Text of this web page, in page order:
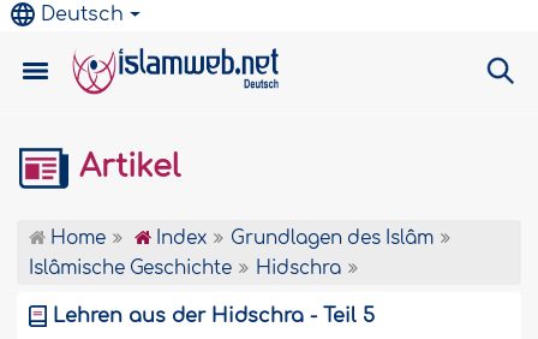
Deutsch
Artikel
Home Index
Grundlagen des Islâm
Islâmische Geschichte
Hidschra
Lehren aus der Hidschra - Teil 5